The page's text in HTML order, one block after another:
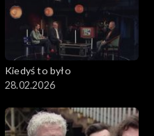
Kiedyś to było
28.02.2026